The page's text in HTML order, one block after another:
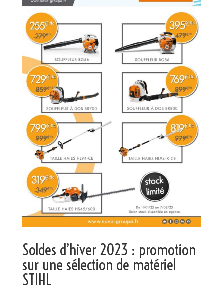
Soldes d’hiver 2023 : promotion
sur une sélection de matériel
STIHL